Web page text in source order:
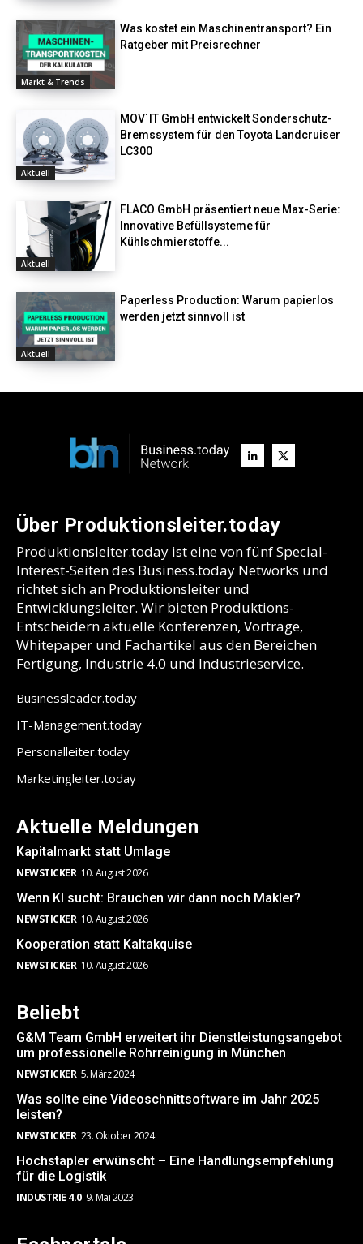
Markt & Trends
Was kostet ein Maschinentransport? Ein
Ratgeber mit Preisrechner
Aktuell
MOV´IT GmbH entwickelt Sonderschutz-
Bremssystem für den Toyota Landcruiser
LC300
Aktuell
FLACO GmbH präsentiert neue Max-Serie:
Innovative Befüllsysteme für
Kühlschmierstoffe...
Aktuell
Paperless Production: Warum papierlos
werden jetzt sinnvoll ist
Über Produktionsleiter.today
Produktionsleiter.today ist eine von fünf Special-
Interest-Seiten des Business.today Networks und
richtet sich an Produktionsleiter und
Entwicklungsleiter. Wir bieten Produktions-
Entscheidern aktuelle Konferenzen, Vorträge,
Whitepaper und Fachartikel aus den Bereichen
Fertigung, Industrie 4.0 und Industrieservice.
Businessleader.today
IT-Management.today
Personalleiter.today
Marketingleiter.today
Aktuelle Meldungen
Kapitalmarkt statt Umlage
NEWSTICKER 10. August 2026
Wenn KI sucht: Brauchen wir dann noch Makler?
NEWSTICKER 10. August 2026
Kooperation statt Kaltakquise
NEWSTICKER 10. August 2026
Beliebt
G&M Team GmbH erweitert ihr Dienstleistungsangebot
um professionelle Rohrreinigung in München
NEWSTICKER 5. März 2024
Was sollte eine Videoschnittsoftware im Jahr 2025
leisten?
NEWSTICKER 23. Oktober 2024
Hochstapler erwünscht – Eine Handlungsempfehlung
für die Logistik
INDUSTRIE 4.0 9. Mai 2023